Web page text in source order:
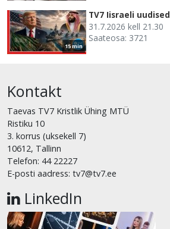
15 min
TV7 Iisraeli uudised
31.7.2026 kell 21.30
Saateosa: 3721
Kontakt
Taevas TV7 Kristlik Ühing MTÜ
Ristiku 10
3. korrus (uksekell 7)
10612, Tallinn
Telefon: 44 22227
E-posti aadress: tv7@tv7.ee
LinkedIn